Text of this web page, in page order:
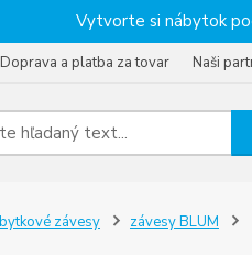
Vytvorte si nábytok
Doprava a platba za tovar Naši
závesy závesy BLUM